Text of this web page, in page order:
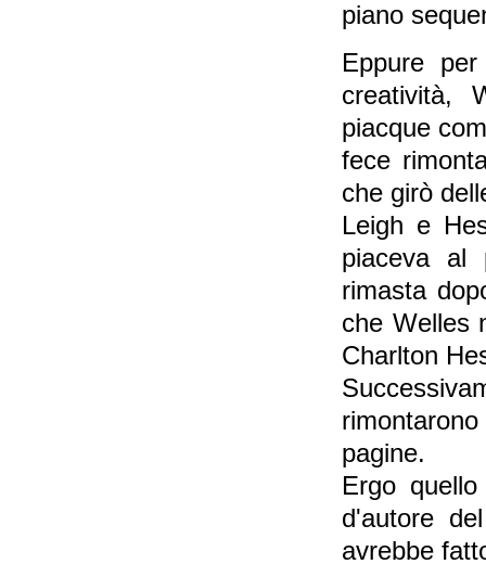
piano
Eppure
creatività,
piacque
fece
che girò
Leigh e
piaceva al
rimasta
che Welles
Charlton
pagine.
Ergo
d'autore
avrebbe